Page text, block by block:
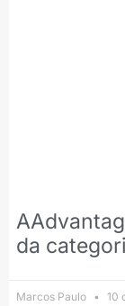
da
Marcos Paulo 10